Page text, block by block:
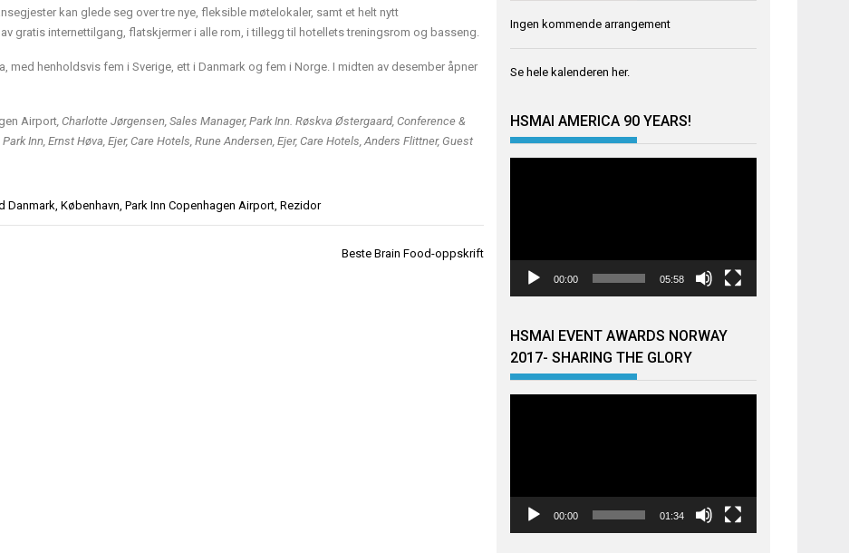
kan glede seg over tre nye, fleksible møtelokaler, samt et helt nytt
gratis internettilgang, flatskjermer i alle rom, i tillegg til hotellets treningsrom og basseng.
med henholdsvis fem i Sverige, ett i Danmark og fem i Norge. I midten av desember åpner
Airport, Charlotte Jørgensen, Sales Manager, Park Inn. Røskva Østergaard, Conference &
Inn, Ernst Høva, Ejer, Care Hotels, Rune Andersen, Ejer, Care Hotels, Anders Flittner, Guest
Danmark, København, Park Inn Copenhagen Airport, Rezidor
Beste Brain Food-oppskrift
Ingen kommende arrangement
Se hele kalenderen her.
HSMAI AMERICA 90 YEARS!
00:00 05:58
HSMAI EVENT AWARDS NORWAY
2017- SHARING THE GLORY
00:00 01:34